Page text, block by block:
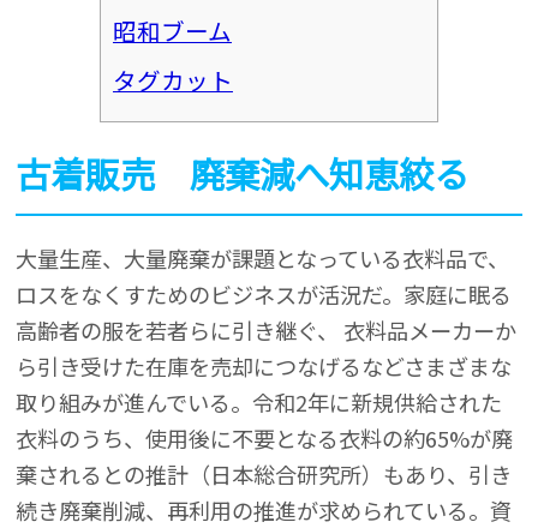
昭和ブーム
タグカット
古着販売 廃棄減へ知恵絞る
大量生産、大量廃棄が課題となっている衣料品で、
ロスをなくすためのビジネスが活況だ。家庭に眠る
高齢者の服を若者らに引き継ぐ、 衣料品メーカーか
ら引き受けた在庫を売却につなげるなどさまざまな
取り組みが進んでいる。令和2年に新規供給された
衣料のうち、使用後に不要となる衣料の約65%が廃
棄されるとの推計（日本総合研究所）もあり、引き
続き廃棄削減、再利用の推進が求められている。資